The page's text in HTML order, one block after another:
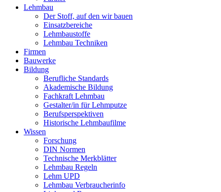
Lehmbau
Der Stoff, auf den wir bauen
Einsatzbereiche
Lehmbaustoffe
Lehmbau Techniken
Firmen
Bauwerke
Bildung
Berufliche Standards
Akademische Bildung
Fachkraft Lehmbau
Gestalter/in für Lehmputze
Berufsperspektiven
Historische Lehmbaufilme
Wissen
Forschung
DIN Normen
Technische Merkblätter
Lehmbau Regeln
Lehm UPD
Lehmbau Verbraucherinfo